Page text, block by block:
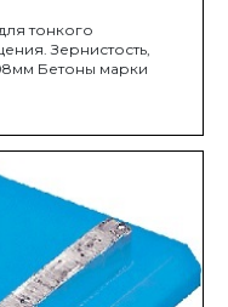
тонкого
Зернистость,
Бетоны марки